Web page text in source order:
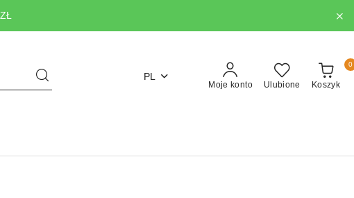
PL
Moje konto Ulubione Koszyk
0